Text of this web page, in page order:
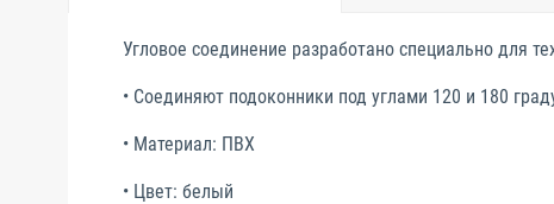
Угловое соединение разработано специально для
• Соединяют подоконники под углами 120 и 180
• Материал: ПВХ
• Цвет: белый